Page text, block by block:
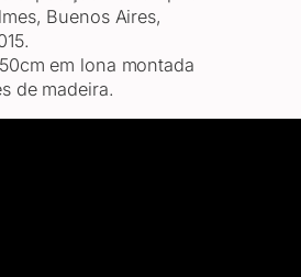
Buenos Aires,
em lona montada
de madeira.